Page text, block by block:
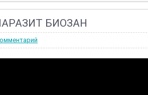
БИОЗАН